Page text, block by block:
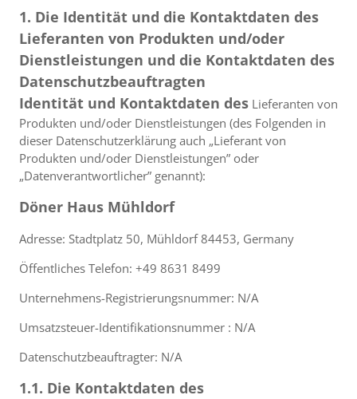
1. Die Identität und die Kontaktdaten des
Lieferanten von Produkten und/oder
Dienstleistungen und die Kontaktdaten des
Datenschutzbeauftragten
Identität und Kontaktdaten des Lieferanten von
Produkten und/oder Dienstleistungen (des Folgenden in
dieser Datenschutzerklärung auch „Lieferant von
Produkten und/oder Dienstleistungen” oder
„Datenverantwortlicher” genannt):
Döner Haus Mühldorf
Adresse: Stadtplatz 50, Mühldorf 84453, Germany
Öffentliches Telefon: +49 8631 8499
Unternehmens-Registrierungsnummer: N/A
Umsatzsteuer-Identifikationsnummer : N/A
Datenschutzbeauftragter: N/A
1.1. Die Kontaktdaten des